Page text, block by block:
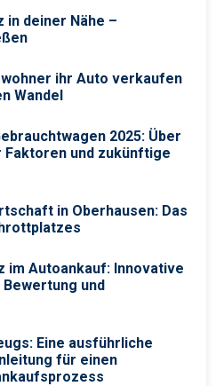
deiner Nähe –
ihr Auto verkaufen
Wandel
2025: Über
Faktoren und zukünftige
in Oberhausen: Das
im Autoankauf: Innovative
und
Eine ausführliche
für einen